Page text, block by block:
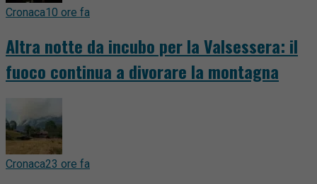
Cronaca10 ore fa
Altra notte da incubo per la Valsessera: il
fuoco continua a divorare la montagna
Cronaca23 ore fa